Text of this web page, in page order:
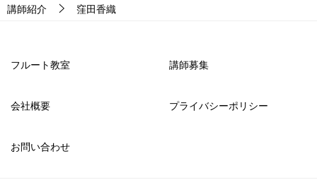
講師紹介
窪田香織
フルート教室 講師募集
会社概要 プライバシーポリシー
お問い合わせ